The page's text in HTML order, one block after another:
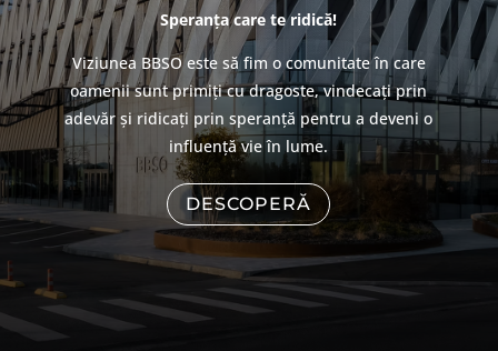
Speranța care te ridică!
Viziunea BBSO este să fim o comunitate în care
oamenii sunt primiți cu dragoste, vindecați prin
adevăr și ridicați prin speranță pentru a deveni o
influență vie în lume.
DESCOPERĂ